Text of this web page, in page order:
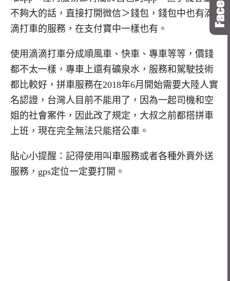
不夠大的話，直接打開微信＞錢包，錢包中也有滴
滴打車的服務，在支付寶中一樣也有。
使用滴滴打車分成順風車、快車、專車等等，價錢
都不太一樣，專車上還有礦泉水，服務和駕駛技術
都比較好，拼車服務在2018年6月開始需要大陸人實
名認證，台灣人目前不能用了，因為一起司機和空
姐的社會案件，因此改了規定，大叔之前都搭拼車
上班，現在完全無法只能搭公車。
貼心小提醒：記得使用叫車服務或者各種外賣外送
服務，gps定位一定要打開。